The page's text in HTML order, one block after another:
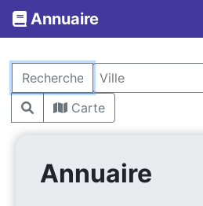
Annuaire
Rechercher
Ville
Carte
Annuaire